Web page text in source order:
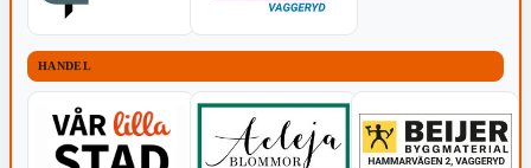
HANDEL